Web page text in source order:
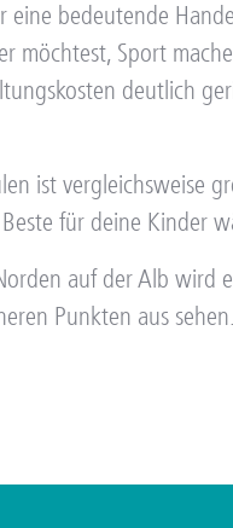
bedeutende
möchtest, Sport
deutlich
ist vergleichsweise
für deine Kinder
auf der Alb wird
Punkten aus sehen.